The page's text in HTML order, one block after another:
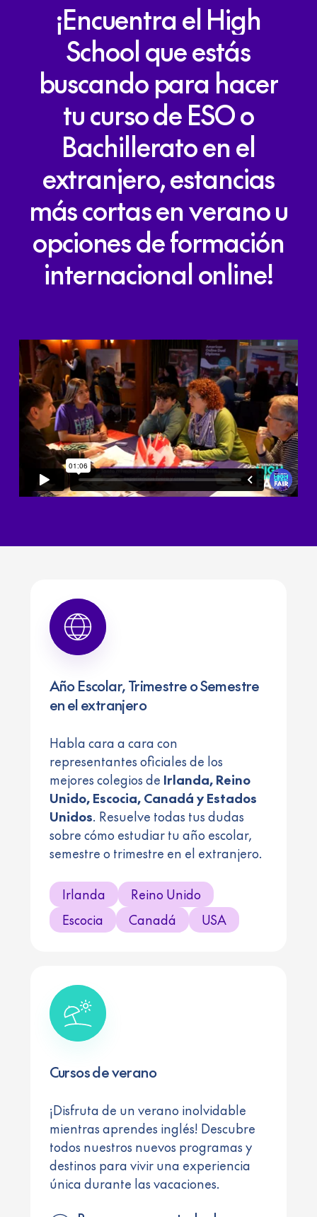
¡EncuentraelHigh
Schoolqueestás
buscando para hacer
tucursodeESOo
Bachilleratoenel
extranjero,estancias
máscortasenveranou
opcionesdeformación
internacionalonline!
Año Escolar, Trimestre o Semestre
en el extranjero
Habla cara a cara con
representantes oficiales de los
mejores colegios de Irlanda, Reino
Unido, Escocia, Canadá y Estados
Unidos. Resuelve todas tus dudas
sobre cómo estudiar tu año escolar,
semestre o trimestre en el extranjero.
Irlanda
Reino Unido
Escocia
Canadá USA
Cursos de verano
¡Disfruta de un verano inolvidable
mientras aprendes inglés! Descubre
todos nuestros nuevos programas y
destinos para vivir una experiencia
única durante las vacaciones.